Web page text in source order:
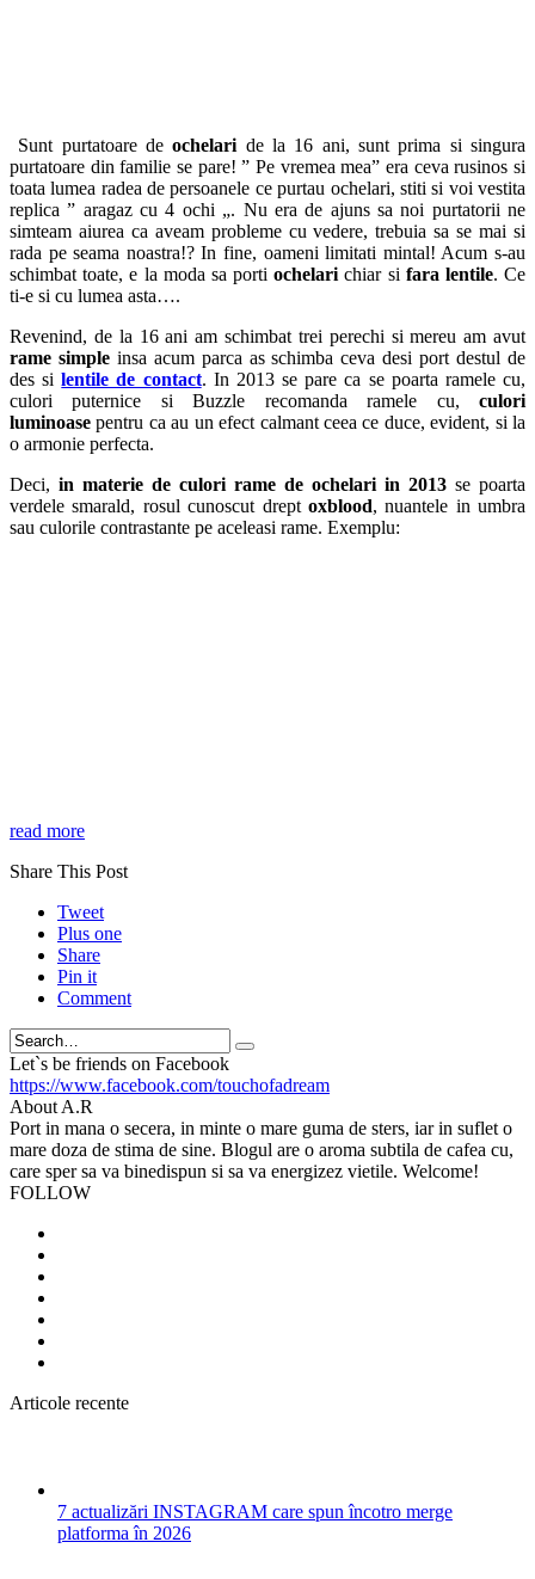
Sunt purtatoare de ochelari de la 16 ani, sunt prima si singura
purtatoare din familie se pare! ” Pe vremea mea” era ceva rusinos si
toata lumea radea de persoanele ce purtau ochelari, stiti si voi vestita
replica ” aragaz cu 4 ochi „. Nu era de ajuns sa noi purtatorii ne
simteam aiurea ca aveam probleme cu vedere, trebuia sa se mai si
rada pe seama noastra!? In fine, oameni limitati mintal! Acum s-au
schimbat toate, e la moda sa portiochelari chiar si fara lentile. Ce
ti-e si cu lumea asta….
Revenind, de la 16 ani am schimbat trei perechi si mereu am avut
rame simpleinsa acum parca as schimba ceva desi port destul de
des silentile de contact. In 2013 se pare ca se poarta ramele cu,
culori puternice si Buzzle recomanda ramele cu, culori
luminoase pentru ca au un efect calmant ceea ce duce, evident, si la
o armonie perfecta.
Deci, in materie de culori rame de ochelari in 2013 se poarta
verdele smarald, rosul cunoscut drept oxblood, nuantele in umbra
sau culorile contrastante pe aceleasi rame. Exemplu:
read more
Share This Post
Tweet
Plus one
Share
Pin it
Comment
Search
Let`s be friends on Facebook
https://www.facebook.com/touchofadream
About A.R
Port in mana o secera, in minte o mare guma de sters, iar in suflet o
mare doza de stima de sine. Blogul are o aroma subtila de cafea cu,
care sper sa va binedispun si sa va energizez vietile. Welcome!
FOLLOW
Articole recente
7 actualizări INSTAGRAM care spun încotro merge
platforma în 2026